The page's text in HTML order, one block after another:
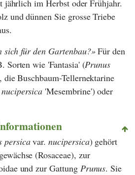
jährlich im Herbst oder Frühjahr.
und dünnen Sie grosse Triebe
sich für den Gartenbau? Für den
Sorten wie 'Fantasia' (Prunus
die Buschbaum-Tellernektarine
'Mesembrine') oder
persicavar. nucipersica) gehört
(Rosaceae), zur
und zur Gattung Prunus. Sie